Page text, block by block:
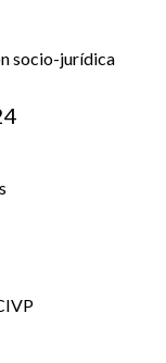
socio-jurídica